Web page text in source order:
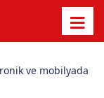
ve mobilyada